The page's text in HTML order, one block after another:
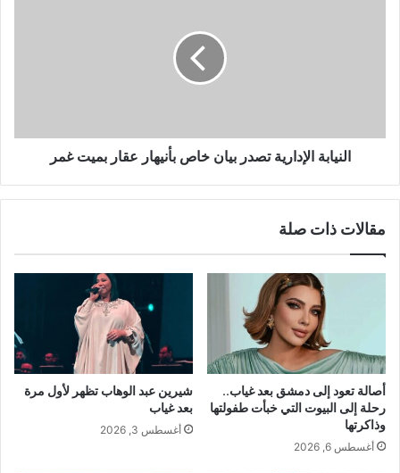
النيابة الإدارية تصدر بيان خاص بأنيهار عقار بميت غمر
مقالات ذات صلة
أصالة تعود إلى دمشق بعد غياب..
رحلة إلى البيوت التي خبأت طفولتها
وذاكرتها
أغسطس 6, 2026
شيرين عبد الوهاب تظهر لأول مرة
بعد غياب
أغسطس 3, 2026